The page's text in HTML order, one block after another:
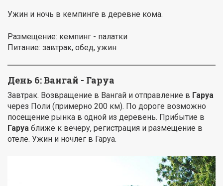
Ужин и ночь в кемпинге в деревне кома.
Размещение: кемпинг - палатки
Питание: завтрак, обед, ужин
День 6: Вангай - Гаруа
Завтрак. Возвращение в Вангай и отправление в Гаруа
через Поли (примерно 200 км). По дороге возможно
посещение рынка в одной из деревень. Прибытие в
Гаруа ближе к вечеру, регистрация и размещение в
отеле. Ужин и ночлег в Гаруа.